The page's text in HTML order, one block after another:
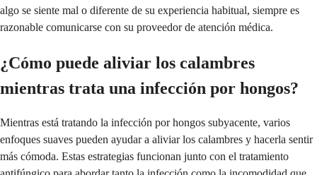
algo se siente mal o diferente de su experiencia habitual, siempre es
razonable comunicarse con su proveedor de atención médica.
¿Cómo puede aliviar los calambres
mientras trata una infección por hongos?
Mientras está tratando la infección por hongos subyacente, varios
enfoques suaves pueden ayudar a aliviar los calambres y hacerla sentir
más cómoda. Estas estrategias funcionan junto con el tratamiento